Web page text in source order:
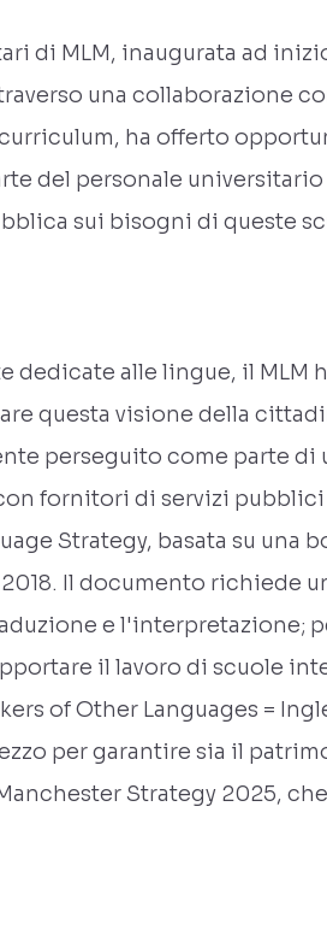
di MLM, inaugurata ad
una collaborazione
ha offerto
del personale universitario
sui bisogni di queste
alle lingue, il MLM
questa visione della
perseguito come parte di
fornitori di servizi
Strategy, basata su una
Il documento richiede
e l'interpretazione;
il lavoro di scuole
of Other Languages =
per garantire sia il
Strategy 2025,